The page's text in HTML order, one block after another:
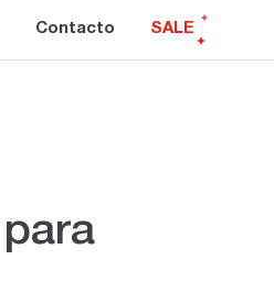
Contacto SALE